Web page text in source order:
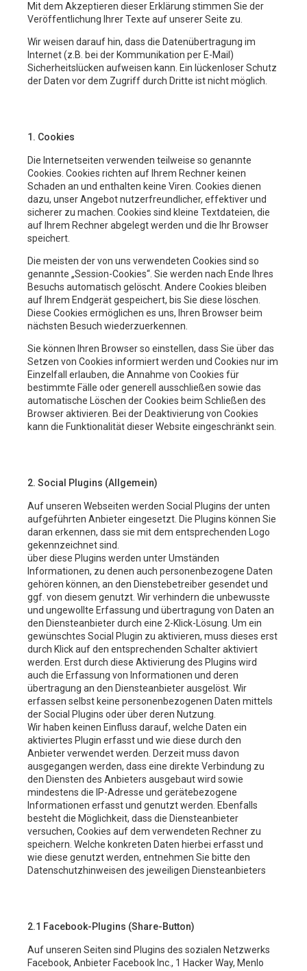
Mit dem Akzeptieren dieser Erklärung stimmen Sie der
Veröffentlichung Ihrer Texte auf unserer Seite zu.
Wir weisen darauf hin, dass die Datenübertragung im
Internet (z.B. bei der Kommunikation per E-Mail)
Sicherheitslücken aufweisen kann. Ein lückenloser Schutz
der Daten vor dem Zugriff durch Dritte ist nicht möglich.
1. Cookies
Die Internetseiten verwenden teilweise so genannte
Cookies. Cookies richten auf Ihrem Rechner keinen
Schaden an und enthalten keine Viren. Cookies dienen
dazu, unser Angebot nutzerfreundlicher, effektiver und
sicherer zu machen. Cookies sind kleine Textdateien, die
auf Ihrem Rechner abgelegt werden und die Ihr Browser
speichert.
Die meisten der von uns verwendeten Cookies sind so
genannte „Session-Cookies“. Sie werden nach Ende Ihres
Besuchs automatisch gelöscht. Andere Cookies bleiben
auf Ihrem Endgerät gespeichert, bis Sie diese löschen.
Diese Cookies ermöglichen es uns, Ihren Browser beim
nächsten Besuch wiederzuerkennen.
Sie können Ihren Browser so einstellen, dass Sie über das
Setzen von Cookies informiert werden und Cookies nur im
Einzelfall erlauben, die Annahme von Cookies für
bestimmte Fälle oder generell ausschließen sowie das
automatische Löschen der Cookies beim Schließen des
Browser aktivieren. Bei der Deaktivierung von Cookies
kann die Funktionalität dieser Website eingeschränkt sein.
2. Social Plugins (Allgemein)
Auf unseren Webseiten werden Social Plugins der unten
aufgeführten Anbieter eingesetzt. Die Plugins können Sie
daran erkennen, dass sie mit dem entsprechenden Logo
gekennzeichnet sind.
über diese Plugins werden unter Umständen
Informationen, zu denen auch personenbezogene Daten
gehören können, an den Dienstebetreiber gesendet und
ggf. von diesem genutzt. Wir verhindern die unbewusste
und ungewollte Erfassung und übertragung von Daten an
den Diensteanbieter durch eine 2-Klick-Lösung. Um ein
gewünschtes Social Plugin zu aktivieren, muss dieses erst
durch Klick auf den entsprechenden Schalter aktiviert
werden. Erst durch diese Aktivierung des Plugins wird
auch die Erfassung von Informationen und deren
übertragung an den Diensteanbieter ausgelöst. Wir
erfassen selbst keine personenbezogenen Daten mittels
der Social Plugins oder über deren Nutzung.
Wir haben keinen Einfluss darauf, welche Daten ein
aktiviertes Plugin erfasst und wie diese durch den
Anbieter verwendet werden. Derzeit muss davon
ausgegangen werden, dass eine direkte Verbindung zu
den Diensten des Anbieters ausgebaut wird sowie
mindestens die IP-Adresse und gerätebezogene
Informationen erfasst und genutzt werden. Ebenfalls
besteht die Möglichkeit, dass die Diensteanbieter
versuchen, Cookies auf dem verwendeten Rechner zu
speichern. Welche konkreten Daten hierbei erfasst und
wie diese genutzt werden, entnehmen Sie bitte den
Datenschutzhinweisen des jeweiligen Diensteanbieters
2.1 Facebook-Plugins (Share-Button)
Auf unseren Seiten sind Plugins des sozialen Netzwerks
Facebook, Anbieter Facebook Inc., 1 Hacker Way, Menlo